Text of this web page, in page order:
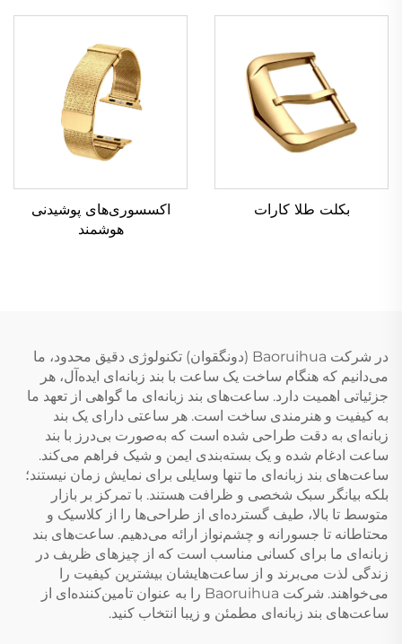
بکلت طلا کارات
اکسسوری‌های پوشیدنی
هوشمند
در شرکت Baoruihua (دونگقوان) تکنولوژی دقیق محدود، ما
می‌دانیم که هنگام ساخت یک ساعت با بند زبانه‌ای ایده‌آل، هر
جزئیاتی اهمیت دارد. ساعت‌های بند زبانه‌ای ما گواهی از تعهد ما
به کیفیت و هنرمندی ساخت است. هر ساعتی دارای یک بند
زبانه‌ای به دقت طراحی شده است که به‌صورت بی‌درز با بند
ساعت ادغام شده و یک بسته‌بندی ایمن و شیک فراهم می‌کند.
ساعت‌های بند زبانه‌ای ما تنها وسایلی برای نمایش زمان نیستند؛
بلکه بیانگر سبک شخصی و ظرافت هستند. با تمرکز بر بازار
متوسط تا بالا، طیف گسترده‌ای از طراحی‌ها را از کلاسیک و
محتاطانه تا جسورانه و چشم‌نواز ارائه می‌دهیم. ساعت‌های بند
زبانه‌ای ما برای کسانی مناسب است که از چیزهای ظریف در
زندگی لذت می‌برند و از ساعت‌هایشان بیشترین کیفیت را
می‌خواهند. شرکت Baoruihua را به عنوان تامین‌کننده‌ای از
ساعت‌های بند زبانه‌ای مطمئن و زیبا انتخاب کنید.